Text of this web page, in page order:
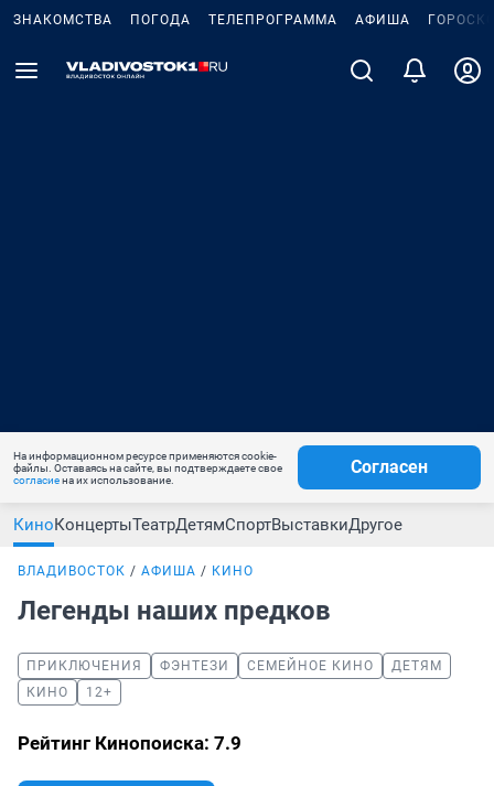
ЗНАКОМСТВА ПОГОДА ТЕЛЕПРОГРАММА АФИША
На информационном ресурсе применяются cookie-
файлы. Оставаясь на сайте, вы подтверждаете свое
согласиена их использование.
Согласен
КиноКонцертыТеатрДетямСпортВыставкиДругое
ВЛАДИВОСТОК АФИША КИНО
Легенды наших предков
ПРИКЛЮЧЕНИЯ ФЭНТЕЗИ СЕМЕЙНОЕ КИНО
ДЕТЯМ
КИНО
12+
Рейтинг Кинопоиска: 7.9